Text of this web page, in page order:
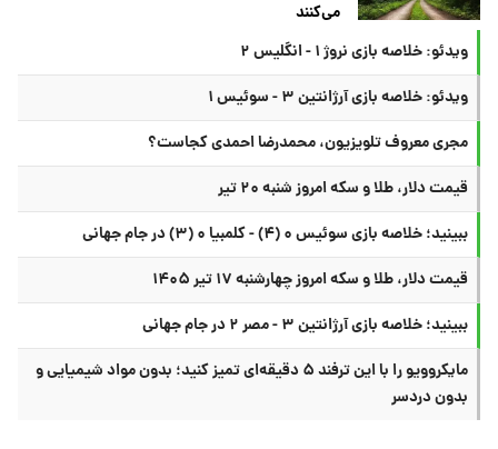
می‌کنند
ویدئو: خلاصه بازی نروژ ۱ - انگلیس ۲
ویدئو: خلاصه بازی آرژانتین ۳ - سوئیس ۱
مجری معروف تلویزیون، محمدرضا احمدی کجاست؟
قیمت دلار، طلا و سکه امروز شنبه ۲۰ تیر
ببینید؛ خلاصه بازی سوئیس ۰ (۴) - کلمبیا ۰ (۳) در جام جهانی
قیمت دلار، طلا و سکه امروز چهارشنبه ۱۷ تیر ۱۴۰۵
ببینید؛ خلاصه بازی آرژانتین ۳ - مصر ۲ در جام جهانی
مایکروویو را با این ترفند ۵ دقیقه‌ای تمیز کنید؛ بدون مواد شیمیایی و
بدون دردسر